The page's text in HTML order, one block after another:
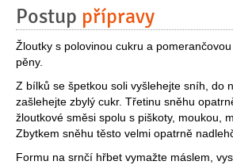
Postup přípravy
Žloutky s polovinou cukru a
pěny.
Z bílků se špetkou soli vyšlehejte sníh, do
zašlehejte zbylý cukr. Třetinu sněhu
žloutkové směsi spolu s piškoty, moukou,
Zbytkem sněhu těsto velmi opatrně
Formu na srnčí hřbet vymažte máslem,